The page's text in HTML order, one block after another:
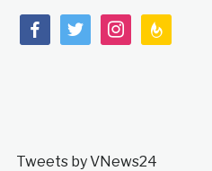
facebooktwitterinstagramfeedburner
Tweets by VNews24